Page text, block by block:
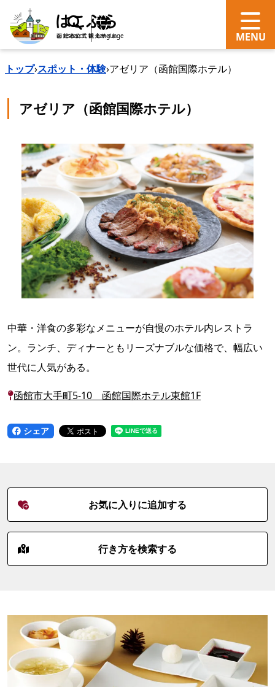
search Language
トップ›スポット・体験›アゼリア（函館国際ホテル）
アゼリア（函館国際ホテル）
中華・洋食の多彩なメニューが自慢のホテル内レストラ
ン。ランチ、ディナーともリーズナブルな価格で、幅広い
世代に人気がある。
函館市大手町5-10 函館国際ホテル東館1F
シェア
お気に入りに追加する
行き方を検索する